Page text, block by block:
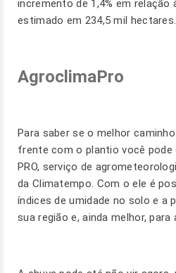
incremento de 1,4% em relação
estimado em 234,5 mil hectares.
AgroclimaPro
Para saber se o melhor
frente com o plantio você
PRO, serviço de
da Climatempo. Com o ele é
índices de umidade no solo e a
sua região e, ainda melhor, para